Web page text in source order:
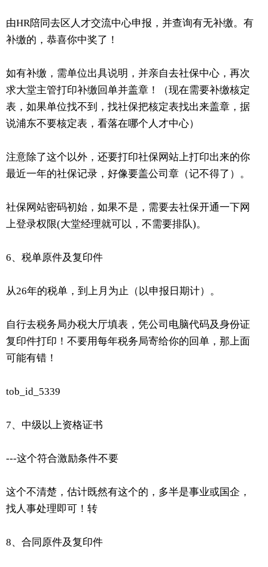
由HR陪同去区人才交流中心申报，并查询有无补缴。有
补缴的，恭喜你中奖了！
如有补缴，需单位出具说明，并亲自去社保中心，再次
求大堂主管打印补缴回单并盖章！（现在需要补缴核定
表，如果单位找不到，找社保把核定表找出来盖章，据
说浦东不要核定表，看落在哪个人才中心）
注意除了这个以外，还要打印社保网站上打印出来的你
最近一年的社保记录，好像要盖公司章（记不得了）。
社保网站密码初始，如果不是，需要去社保开通一下网
上登录权限(大堂经理就可以，不需要排队)。
6、税单原件及复印件
从26年的税单，到上月为止（以申报日期计）。
自行去税务局办税大厅填表，凭公司电脑代码及身份证
复印件打印！不要用每年税务局寄给你的回单，那上面
可能有错！
tob_id_5339
7、中级以上资格证书
---这个符合激励条件不要
这个不清楚，估计既然有这个的，多半是事业或国企，
找人事处理即可！转
8、合同原件及复印件